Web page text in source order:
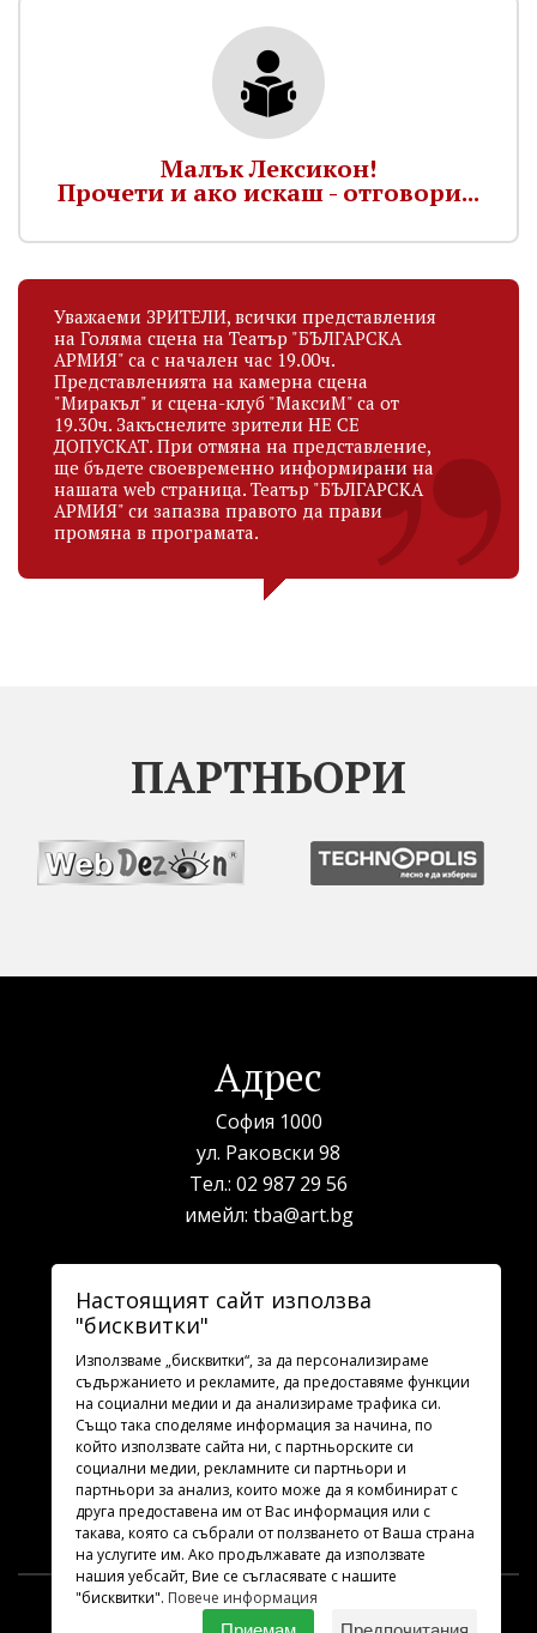
Малък Лексикон!
Прочети и ако искаш - отговори...
Уважаеми ЗРИТЕЛИ, всички представления
на Голяма сцена на Театър "БЪЛГАРСКА
АРМИЯ" са с начален час 19.00ч.
Представленията на камерна сцена
"Миракъл" и сцена-клуб "МаксиМ" са от
19.30ч. Закъснелите зрители НЕ СЕ
ДОПУСКАТ. При отмяна на представление,
ще бъдете своевременно информирани на
нашата web страница. Театър "БЪЛГАРСКА
АРМИЯ" си запазва правото да прави
промяна в програмата.
ПАРТНЬОРИ
Адрес
София 1000
ул. Раковски 98
Тел.: 02 987 29 56
имейл: tba@art.bg
Билетна каса
телефон:
рабoтно време: 10:00 - 19:30
Последвайте ни
Настоящият сайт използва
"бисквитки"
Използваме „бисквитки“, за да персонализираме
съдържанието и рекламите, да предоставяме функции
на социални медии и да анализираме трафика си.
Също така споделяме информация за начина, по
който използвате сайта ни, с партньорските си
социални медии, рекламните си партньори и
партньори за анализ, които може да я комбинират с
друга предоставена им от Вас информация или с
такава, която са събрали от ползването от Ваша страна
на услугите им. Ако продължавате да използвате
нашия уебсайт, Вие се съгласявате с нашите
"бисквитки". Повече информация